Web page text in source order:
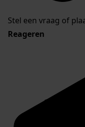
Stel een vraag of
Reageren